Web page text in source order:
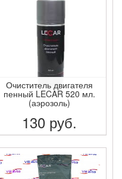
Очиститель двигателя
пенный LECAR 520 мл.
(аэрозоль)
130 руб.
ПОДРОБНЕЕ